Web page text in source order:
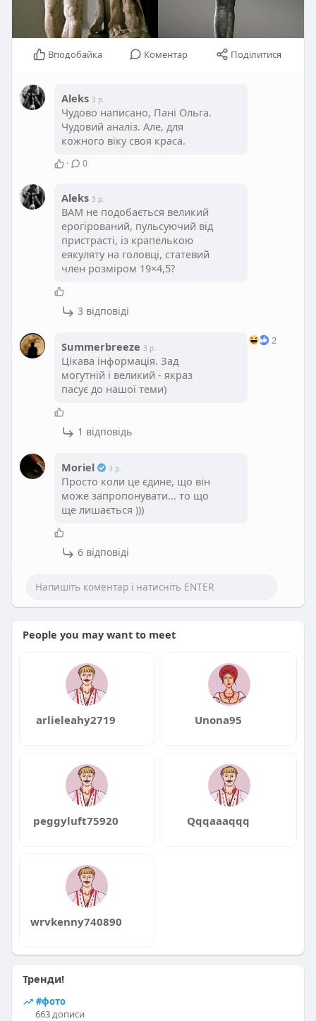
Вподобайка Коментар Поділитися
Aleks 3 р.
Чудово написано, Пані Ольга.
Чудовий аналіз. Але, для
кожного віку своя краса.
· 0
Aleks 3 р.
ВАМ не подобається великий
ерогірований, пульсуючий від
пристрасті, із крапелькою
еякуляту на головці, статевий
член розміром 19×4,5?
3 відповіді
Summerbreeze 3 р.
Цікава інформація. Зад
могутній і великий - якраз
пасує до нашої теми)
2
1 відповідь
Moriel 3 р.
Просто коли це єдине, що він
може запропонувати... то що
ще лишається )))
6 відповіді
People you may want to meet
arlieleahy2719 Unona95
peggyluft75920 Qqqaaaqqq
wrvkenny740890
Тренди!
#фото
663 дописи